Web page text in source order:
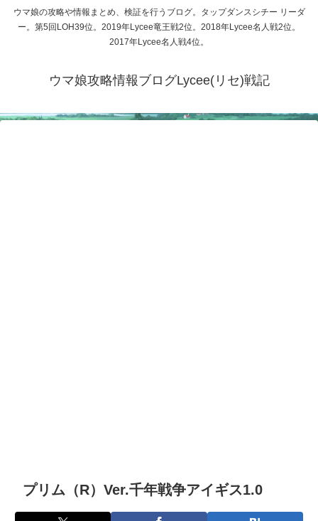
ウマ娘の攻略や情報まとめ、検証を行うブログ。タップダンスシチー リーダ
ー。第5回LOH39位。2019年Lycee竜王戦2位。2018年Lycee名人戦2位。
2017年Lycee名人戦4位。
ウマ娘攻略情報ブログLycee(リセ)戦記
プリム（R）Ver.千年戦争アイギス1.0